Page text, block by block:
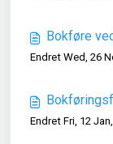
Bokføre
Endret Wed, 26
Endret Fri, 12